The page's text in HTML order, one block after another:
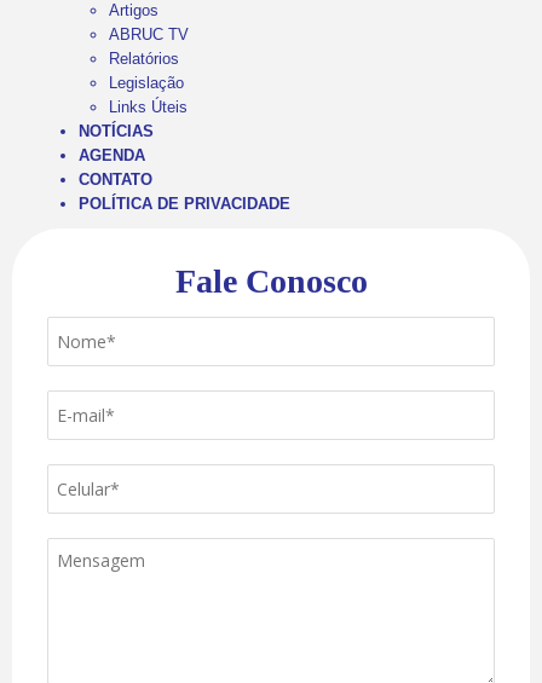
Artigos
ABRUC TV
Relatórios
Legislação
Links Úteis
NOTÍCIAS
AGENDA
CONTATO
POLÍTICA DE PRIVACIDADE
Fale Conosco